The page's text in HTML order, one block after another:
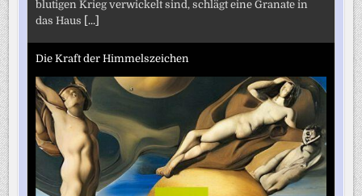
blutigen Krieg verwickelt sind, schlägt eine Granate in
das Haus [...]
Die Kraft der Himmelszeichen